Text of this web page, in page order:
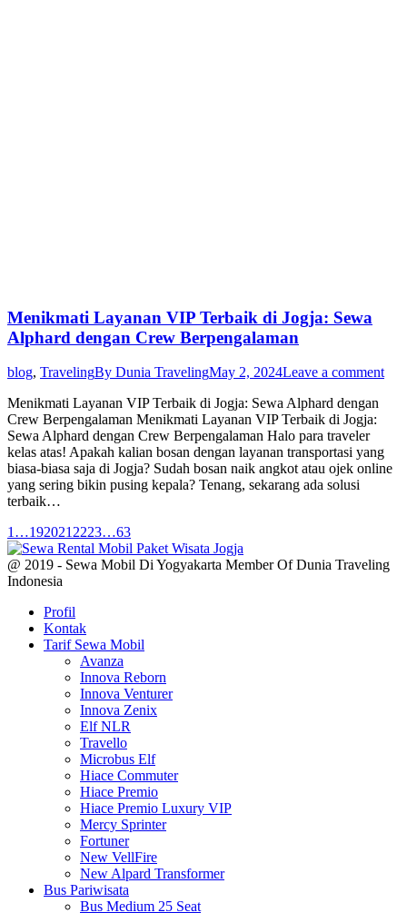
Menikmati Layanan VIP Terbaik di Jogja: Sewa
Alphard dengan Crew Berpengalaman
blog, TravelingBy Dunia TravelingMay 2, 2024Leave a comment
Menikmati Layanan VIP Terbaik di Jogja: Sewa Alphard dengan
Crew Berpengalaman Menikmati Layanan VIP Terbaik di Jogja:
Sewa Alphard dengan Crew Berpengalaman Halo para traveler
kelas atas! Apakah kalian bosan dengan layanan transportasi yang
biasa-biasa saja di Jogja? Sudah bosan naik angkot atau ojek online
yang sering bikin pusing kepala? Tenang, sekarang ada solusi
terbaik…
1 …192021 2223…63
@ 2019 - Sewa Mobil Di Yogyakarta Member Of Dunia Traveling
Indonesia
Profil
Kontak
Tarif Sewa Mobil
Avanza
Innova Reborn
Innova Venturer
Innova Zenix
Elf NLR
Travello
Microbus Elf
Hiace Commuter
Hiace Premio
Hiace Premio Luxury VIP
Mercy Sprinter
Fortuner
New VellFire
New Alpard Transformer
Bus Pariwisata
Bus Medium 25 Seat